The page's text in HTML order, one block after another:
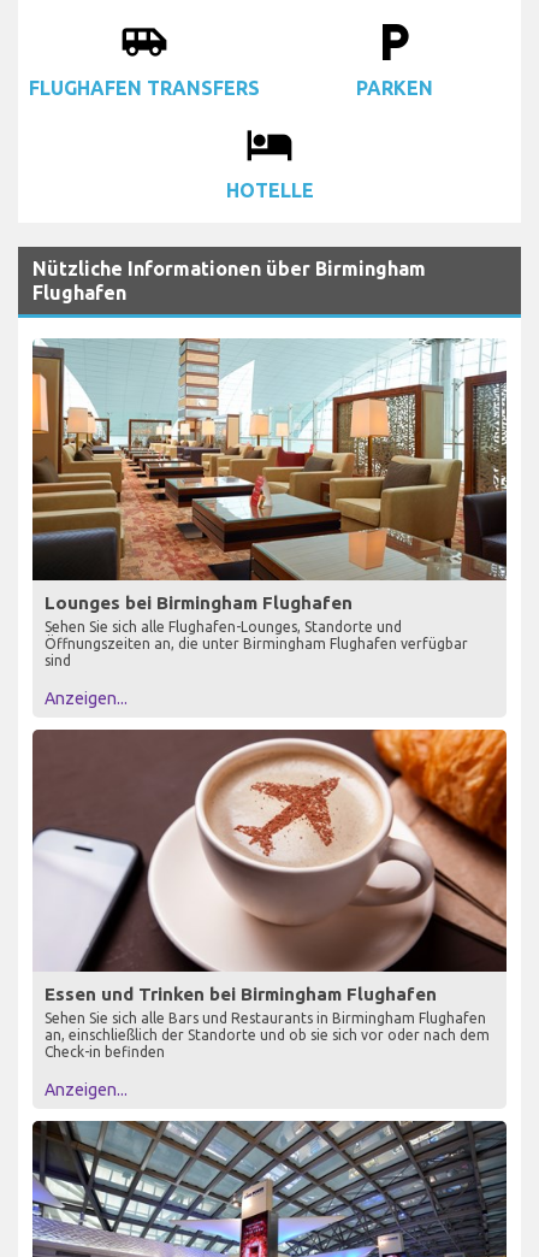
airport_shuttle
FLUGHAFEN TRANSFERS
local_parking
PARKEN
local_hotel
HOTELLE
Nützliche Informationen über Birmingham
Flughafen
Lounges bei Birmingham Flughafen
Sehen Sie sich alle Flughafen-Lounges, Standorte und
Öffnungszeiten an, die unter Birmingham Flughafen verfügbar
sind
Anzeigen...
Essen und Trinken bei Birmingham Flughafen
Sehen Sie sich alle Bars und Restaurants in Birmingham Flughafen
an, einschließlich der Standorte und ob sie sich vor oder nach dem
Check-in befinden
Anzeigen...